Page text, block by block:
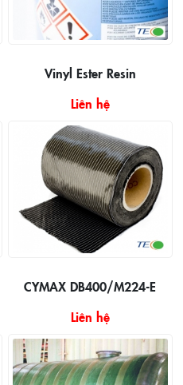
Vinyl Ester Resin
Liên hệ
CYMAX DB400/M224-E
Liên hệ